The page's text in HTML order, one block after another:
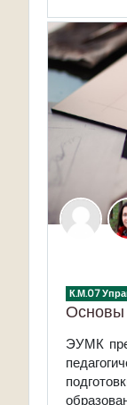
К.М.07
Основы
ЭУМК